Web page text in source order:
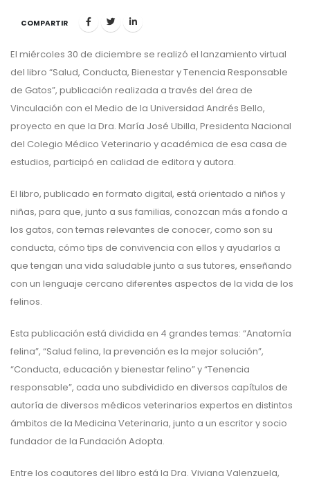
COMPARTIR
El miércoles 30 de diciembre se realizó el lanzamiento virtual
del libro “Salud, Conducta, Bienestar y Tenencia Responsable
de Gatos”, publicación realizada a través del área de
Vinculación con el Medio de la Universidad Andrés Bello,
proyecto en que la Dra. María José Ubilla, Presidenta Nacional
del Colegio Médico Veterinario y académica de esa casa de
estudios, participó en calidad de editora y autora.
El libro, publicado en formato digital, está orientado a niños y
niñas, para que, junto a sus familias, conozcan más a fondo a
los gatos, con temas relevantes de conocer, como son su
conducta, cómo tips de convivencia con ellos y ayudarlos a
que tengan una vida saludable junto a sus tutores, enseñando
con un lenguaje cercano diferentes aspectos de la vida de los
felinos.
Esta publicación está dividida en 4 grandes temas: “Anatomía
felina”, “Salud felina, la prevención es la mejor solución”,
“Conducta, educación y bienestar felino” y “Tenencia
responsable”, cada uno subdividido en diversos capítulos de
autoría de diversos médicos veterinarios expertos en distintos
ámbitos de la Medicina Veterinaria, junto a un escritor y socio
fundador de la Fundación Adopta.
Entre los coautores del libro está la Dra. Viviana Valenzuela,